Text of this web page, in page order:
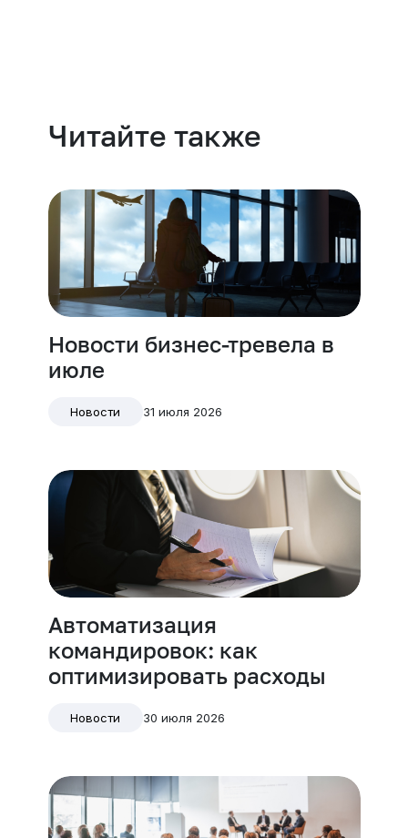
Читайте также
Новости бизнес-тревела в
июле
Новости 31 июля 2026
Автоматизация
командировок: как
оптимизировать расходы
Новости 30 июля 2026